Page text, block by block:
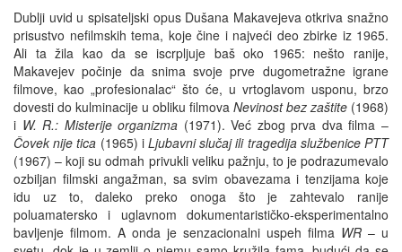
Dublji uvid u spisateljski opus Dušana Makavejeva otkriva snažno
prisustvo nefilmskih tema, koje čine i najveći deo zbirke iz 1965.
Ali ta žila kao da se iscrpljuje baš oko 1965: nešto ranije,
Makavejev počinje da snima svoje prve dugometražne igrane
filmove, kao „profesionalac“ što će, u vrtoglavom usponu, brzo
dovesti do kulminacije u obliku filmova Nevinost bez zaštite (1968)
i W. R.: Misterije organizma (1971). Već zbog prva dva filma –
Čovek nije tica (1965) iLjubavni slučaj ili tragedija službenice PTT
(1967) – koji su odmah privukli veliku pažnju, to je podrazumevalo
ozbiljan filmski angažman, sa svim obavezama i tenzijama koje
idu uz to, daleko preko onoga što je zahtevalo ranije
poluamatersko i uglavnom dokumentarističko-eksperimentalno
bavljenje filmom. A onda je senzacionalni uspeh filma WR – u